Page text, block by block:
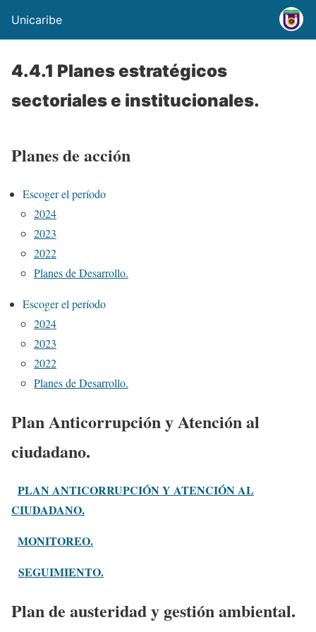
Unicaribe
4.4.1 Planes estratégicos
sectoriales e institucionales.
Planes de acción
Escoger el período
2024
2023
2022
Planes de Desarrollo.
Escoger el período
2024
2023
2022
Planes de Desarrollo.
Plan Anticorrupción y Atención al
ciudadano.
PLAN ANTICORRUPCIÓN Y ATENCIÓN AL
CIUDADANO.
MONITOREO.
SEGUIMIENTO.
Plan de austeridad y gestión ambiental.